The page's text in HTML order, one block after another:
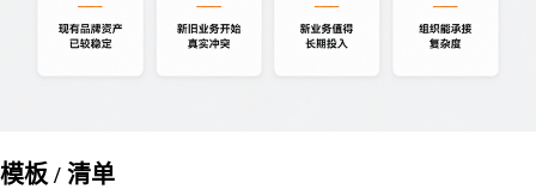
模板 / 清单